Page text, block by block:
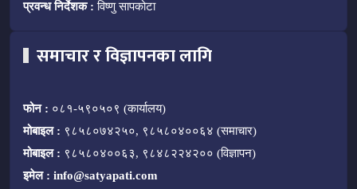
प्रवन्ध निर्देशक : विष्णु सापकोटा
समाचार र विज्ञापनका लागि
फोन : ०८१-५९०५०९ (कार्यालय)
मोबाइल : ९८५८०७४२५०, ९८५८०४००६४ (समाचार)
मोबाइल : ९८५८०४००६३, ९८४८२२४२०० (विज्ञापन)
इमेल : info@satyapati.com